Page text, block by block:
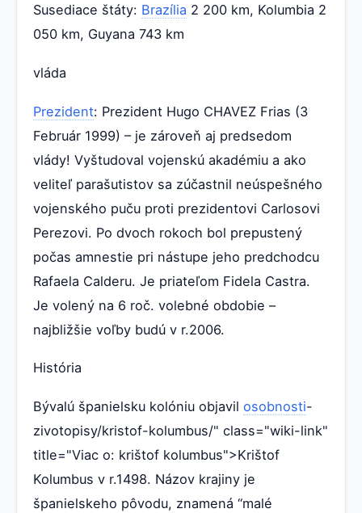
Susediace štáty: Brazília 2 200 km, Kolumbia 2
050 km, Guyana 743 km
vláda
Prezident: Prezident Hugo CHAVEZ Frias (3
Február 1999) – je zároveň aj predsedom
vlády! Vyštudoval vojenskú akadémiu a ako
veliteľ parašutistov sa zúčastnil neúspešného
vojenského puču proti prezidentovi Carlosovi
Perezovi. Po dvoch rokoch bol prepustený
počas amnestie pri nástupe jeho predchodcu
Rafaela Calderu. Je priateľom Fidela Castra.
Je volený na 6 roč. volebné obdobie –
najbližšie voľby budú v r.2006.
História
Bývalú španielsku kolóniu objavil osobnosti-
zivotopisy/kristof-kolumbus/" class="wiki-link"
title="Viac o: krištof kolumbus">Krištof
Kolumbus v r.1498. Názov krajiny je
španielskeho pôvodu, znamená “malé